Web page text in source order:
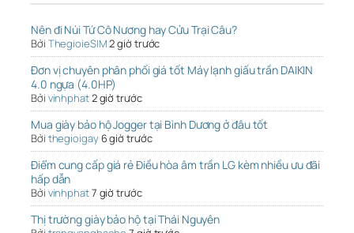
Nên đi Núi Tứ Cô Nương hay Cửu Trại Câu?
Bởi ThegioieSIM2 giờ trước
Đơn vị chuyên phân phối giá tốt Máy lạnh giấu trần DAIKIN
4.0 ngựa (4.0HP)
Bởi vinhphat2 giờ trước
Mua giày bảo hộ Jogger tại Bình Dương ở đâu tốt
Bởi thegioigay 6 giờ trước
Điểm cung cấp giá rẻ Điều hòa âm trần LG kèm nhiều ưu đãi
hấp dẫn
Bởi vinhphat7 giờ trước
Thị trường giày bảo hộ tại Thái Nguyên